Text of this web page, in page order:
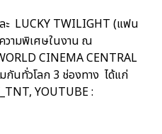
ะ LUCKY TWILIGHT (แฟน
วามพิเศษในงาน ณ
CINEMA CENTRAL
กันทั่วโลก 3 ช่องทาง ได้แก่
YOUTUBE :